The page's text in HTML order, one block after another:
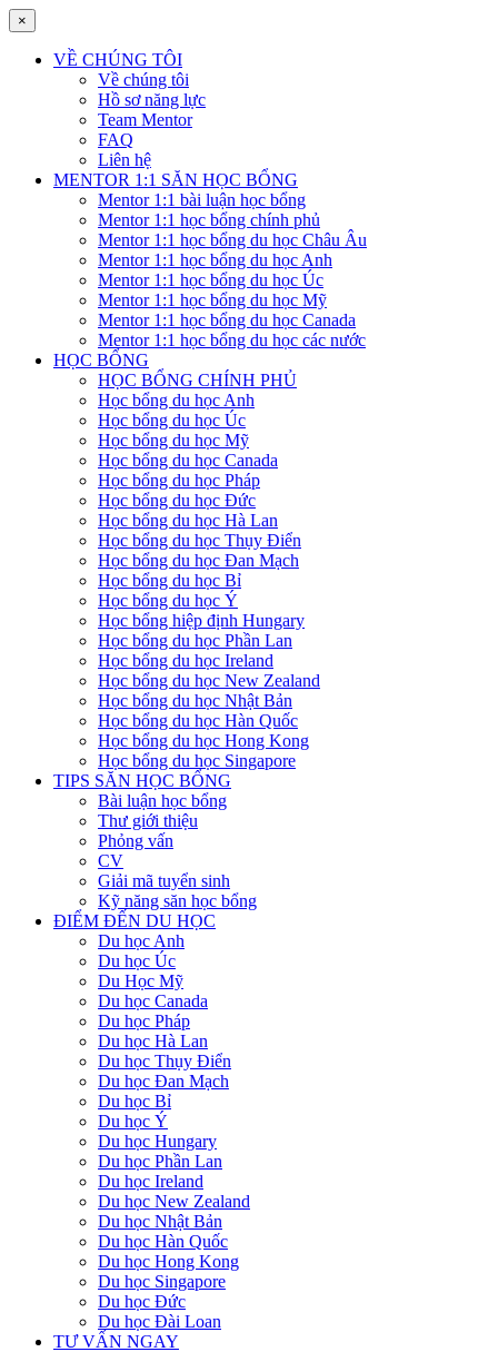
×
VỀ CHÚNG TÔI
Về chúng tôi
Hồ sơ năng lực
Team Mentor
FAQ
Liên hệ
MENTOR 1:1 SĂN HỌC BỔNG
Mentor 1:1 bài luận học bổng
Mentor 1:1 học bổng chính phủ
Mentor 1:1 học bổng du học Châu Âu
Mentor 1:1 học bổng du học Anh
Mentor 1:1 học bổng du học Úc
Mentor 1:1 học bổng du học Mỹ
Mentor 1:1 học bổng du học Canada
Mentor 1:1 học bổng du học các nước
HỌC BỔNG
HỌC BỔNG CHÍNH PHỦ
Học bổng du học Anh
Học bổng du học Úc
Học bổng du học Mỹ
Học bổng du học Canada
Học bổng du học Pháp
Học bổng du học Đức
Học bổng du học Hà Lan
Học bổng du học Thụy Điển
Học bổng du học Đan Mạch
Học bổng du học Bỉ
Học bổng du học Ý
Học bổng hiệp định Hungary
Học bổng du học Phần Lan
Học bổng du học Ireland
Học bổng du học New Zealand
Học bổng du học Nhật Bản
Học bổng du học Hàn Quốc
Học bổng du học Hong Kong
Học bổng du học Singapore
TIPS SĂN HỌC BỔNG
Bài luận học bổng
Thư giới thiệu
Phỏng vấn
CV
Giải mã tuyển sinh
Kỹ năng săn học bổng
ĐIỂM ĐẾN DU HỌC
Du học Anh
Du học Úc
Du Học Mỹ
Du học Canada
Du học Pháp
Du học Hà Lan
Du học Thụy Điển
Du học Đan Mạch
Du học Bỉ
Du học Ý
Du học Hungary
Du học Phần Lan
Du học Ireland
Du học New Zealand
Du học Nhật Bản
Du học Hàn Quốc
Du học Hong Kong
Du học Singapore
Du học Đức
Du học Đài Loan
TƯ VẤN NGAY